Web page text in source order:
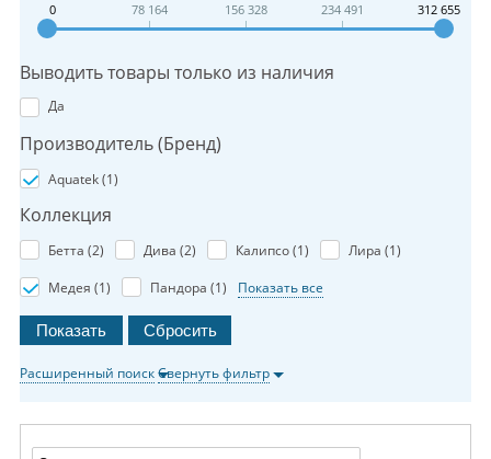
0 78 164 156 328 234 491 312 655
Выводить товары только из наличия
Да
Производитель (Бренд)
Aquatek (1)
Коллекция
Бетта (2) Дива (2) Калипсо (1) Лира (1)
Медея (1) Пандора (1) Показать все
Расширенный поискСвернуть фильтр